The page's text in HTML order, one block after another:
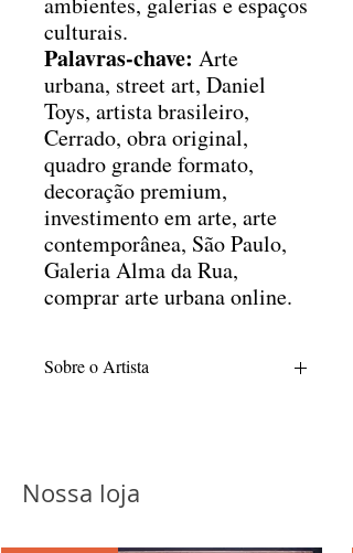
culturais.
Palavras-chave: Arte
urbana, street art, Daniel
Toys, artista brasileiro,
Cerrado, obra original,
quadro grande formato,
decoração premium,
investimento em arte, arte
contemporânea, São Paulo,
Galeria Alma da Rua,
comprar arte urbana online.
Sobre o Artista
marcante que funde o grafite tradicional
ao design gráfico e à abstração
Nossa loja